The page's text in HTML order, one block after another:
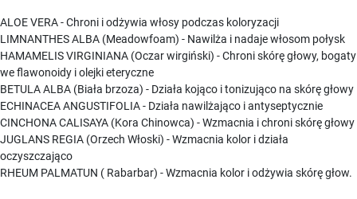
ALOE VERA - Chroni i odżywia włosy podczas koloryzacji
LIMNANTHES ALBA (Meadowfoam) - Nawilża i nadaje włosom połysk
HAMAMELIS VIRGINIANA (Oczar wirgiński) - Chroni skórę głowy, bogaty
we flawonoidy i olejki eteryczne
BETULA ALBA (Biała brzoza) - Działa kojąco i tonizująco na skórę głowy
ECHINACEA ANGUSTIFOLIA - Działa nawilżająco i antyseptycznie
CINCHONA CALISAYA (Kora Chinowca) - Wzmacnia i chroni skórę głowy
JUGLANS REGIA (Orzech Włoski) - Wzmacnia kolor i działa
oczyszczająco
RHEUM PALMATUN ( Rabarbar) - Wzmacnia kolor i odżywia skórę głow.